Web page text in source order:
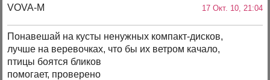
VOVA-M 17 Окт. 10, 21:04
Понавешай на кусты ненужных компакт-дисков,
лучше на веревочках, что бы их ветром качало,
птицы боятся бликов
помогает, проверено